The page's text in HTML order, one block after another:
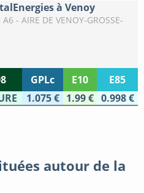
à Venoy
- AIRE DE VENOY-GROSSE-
GPLc E10
E85
1.075 € 1.99 € 0.998 €
autour de la